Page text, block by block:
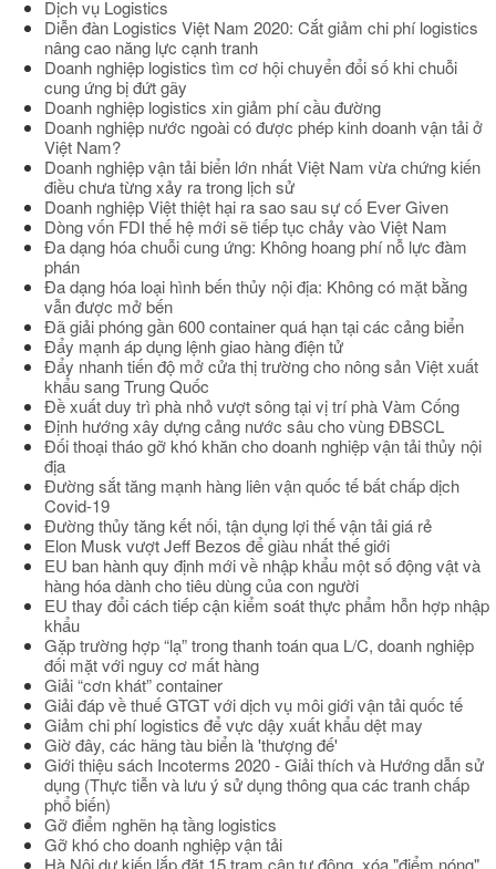
Dịch vụ Logistics
Diễn đàn Logistics Việt Nam 2020: Cắt giảm chi phí logistics
nâng cao năng lực cạnh tranh
Doanh nghiệp logistics tìm cơ hội chuyển đổi số khi chuỗi
cung ứng bị đứt gãy
Doanh nghiệp logistics xin giảm phí cầu đường
Doanh nghiệp nước ngoài có được phép kinh doanh vận tải ở
Việt Nam?
Doanh nghiệp vận tải biển lớn nhất Việt Nam vừa chứng kiến
điều chưa từng xảy ra trong lịch sử
Doanh nghiệp Việt thiệt hại ra sao sau sự cố Ever Given
Dòng vốn FDI thế hệ mới sẽ tiếp tục chảy vào Việt Nam
Đa dạng hóa chuỗi cung ứng: Không hoang phí nỗ lực đàm
phán
Đa dạng hóa loại hình bến thủy nội địa: Không có mặt bằng
vẫn được mở bến
Đã giải phóng gần 600 container quá hạn tại các cảng biển
Đẩy mạnh áp dụng lệnh giao hàng điện tử
Đẩy nhanh tiến độ mở cửa thị trường cho nông sản Việt xuất
khẩu sang Trung Quốc
Đề xuất duy trì phà nhỏ vượt sông tại vị trí phà Vàm Cống
Định hướng xây dựng cảng nước sâu cho vùng ĐBSCL
Đối thoại tháo gỡ khó khăn cho doanh nghiệp vận tải thủy nội
địa
Đường sắt tăng mạnh hàng liên vận quốc tế bất chấp dịch
Covid-19
Đường thủy tăng kết nối, tận dụng lợi thế vận tải giá rẻ
Elon Musk vượt Jeff Bezos để giàu nhất thế giới
EU ban hành quy định mới về nhập khẩu một số động vật và
hàng hóa dành cho tiêu dùng của con người
EU thay đổi cách tiếp cận kiểm soát thực phẩm hỗn hợp nhập
khẩu
Gặp trường hợp “lạ” trong thanh toán qua L/C, doanh nghiệp
đối mặt với nguy cơ mất hàng
Giải “cơn khát” container
Giải đáp về thuế GTGT với dịch vụ môi giới vận tải quốc tế
Giảm chi phí logistics để vực dậy xuất khẩu dệt may
Giờ đây, các hãng tàu biển là 'thượng đế'
Giới thiệu sách Incoterms 2020 - Giải thích và Hướng dẫn sử
dụng (Thực tiễn và lưu ý sử dụng thông qua các tranh chấp
phổ biến)
Gỡ điểm nghẽn hạ tầng logistics
Gỡ khó cho doanh nghiệp vận tải
Hà Nội dự kiến lắp đặt 15 trạm cân tự động, xóa "điểm nóng"